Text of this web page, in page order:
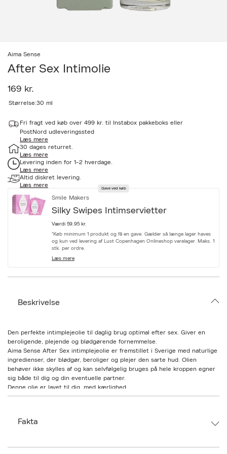
Aima Sense
After Sex Intimolie
169 kr.
a
c
e
s
i
b
i
l
i
c
t
o
n
Størrelse:30 ml
Fri fragt ved køb over 499 kr. til Instabox pakkeboks eller
PostNord udleveringssted
Læs mere
30 dages returret.
Læs mere
Levering inden for 1-2 hverdage.
Læs mere
Altid diskret levering.
Læs mere
Gave ved køb
Smile Makers
Silky Swipes Intimservietter
Værdi 59,95 kr.
*Køb minimum 1 produkt og få en gave. Gælder så længe lager haves
og kun ved levering af Lust Copenhagen Onlineshop varelager. Maks. 1
stk. per ordre.
Læs mere
Beskrivelse
Den perfekte intimplejeolie til daglig brug optimal efter sex. Giver en
beroligende, plejende og blødgørende fornemmelse.
Aima Sense After Sex intimplejeolie er fremstillet i Sverige med naturlige
ingredienser, der blødgør, beroliger og plejer den sarte hud. Olien
behøver ikke skylles af og kan selvfølgelig bruges på hele kroppen egner
sig både til dig og din eventuelle partner.
Denne olie er lavet til dig, med kærlighed.
Dermatologisk testet til sensitiv hud
Plejende, nærende olier
Fakta